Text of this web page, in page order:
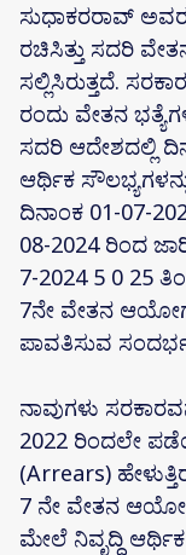
ಸುಧಾಕರರಾವ್ ಅವರ
ರಚಿಸಿತ್ತು ಸದರಿ
ಸಲ್ಲಿಸಿರುತ್ತದೆ.
ರಂದು ವೇತನ
ಸದರಿ ಆದೇಶದಲ್ಲಿ
ಆರ್ಥಿಕ
ದಿನಾಂಕ 01-07-
08-2024 ರಿಂದ
7-2024 5 0 25
7ನೇ ವೇತನ
ಪಾವತಿಸುವ
ನಾವುಗಳು
2022 ರಿಂದಲೇ
(Arrears)
7 ನೇ ವೇತನ
ಮೇಲೆ ನಿವೃದ್ಧಿ